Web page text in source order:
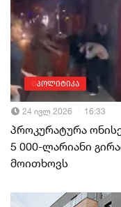
პოლიტიკა
24 ივლ 2026 16:33
პროკურატურა
5 000-ლარიანი
მოითხოვს